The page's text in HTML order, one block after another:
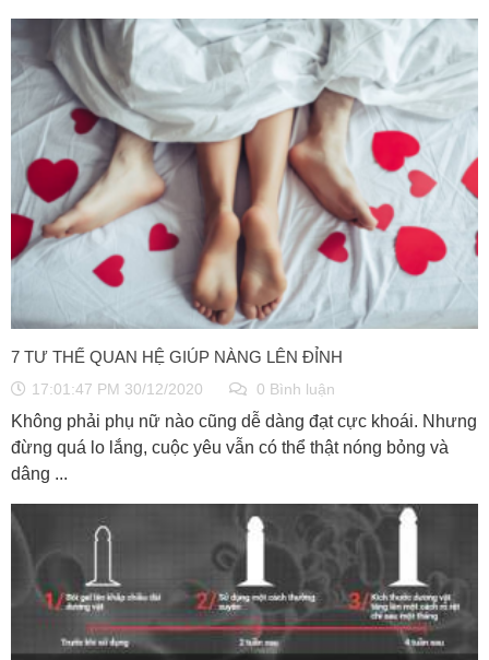
7 TƯ THẾ QUAN HỆ GIÚP NÀNG LÊN ĐỈNH
17:01:47 PM 30/12/2020 0 Bình luận
Không phải phụ nữ nào cũng dễ dàng đạt cực khoái. Nhưng
đừng quá lo lắng, cuộc yêu vẫn có thể thật nóng bỏng và
dâng ...